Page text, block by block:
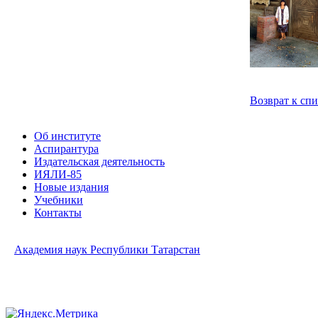
Возврат к
Об институте
Аспирантура
Издательская деятельность
ИЯЛИ-85
Новые издания
Учебники
Контакты
Академия наук Республики Татарстан